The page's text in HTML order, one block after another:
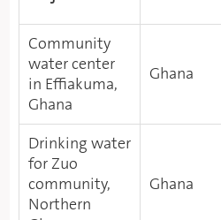
Community
water center
in Effiakuma,
Ghana
Ghana
Drinking water
for Zuo
community,
Northern
Ghana